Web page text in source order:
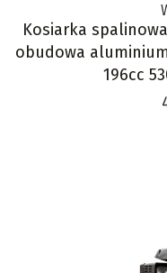
Kosiarka
obudowa
196cc